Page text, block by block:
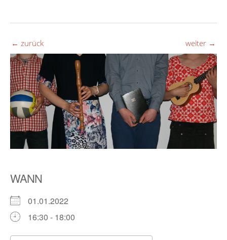
← zurück weiter →
WANN
01.01.2022
16:30 - 18:00